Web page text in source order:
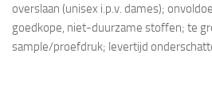
overslaan (unisex i.p.v. dames);
goedkope, niet-duurzame stoffen; te
sample/proefdruk; levertijd